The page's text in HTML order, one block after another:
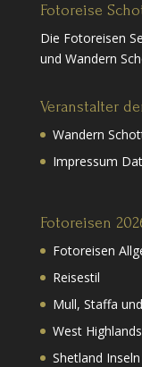
Fotoreise
Die Fotoreisen
und Wandern
Veranstalter
Wandern
Impressum
Fotoreisen
Fotoreisen
Reisestil
Mull, Staffa
West
Shetland